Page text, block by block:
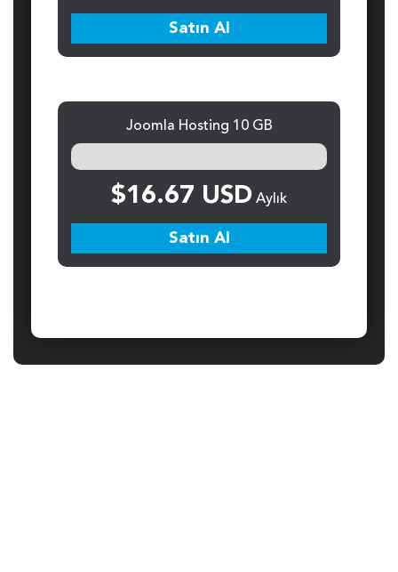
Satın Al
Joomla Hosting 10 GB
$16.67 USD Aylık
Satın Al